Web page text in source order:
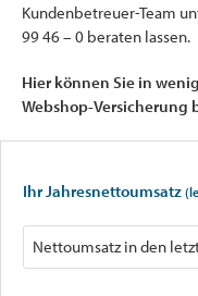
Kundenbetreuer-Team
99 46 – 0 beraten lassen.
Hier können Sie in
Webshop-Versicherung
Ihr Jahresnettoumsatz